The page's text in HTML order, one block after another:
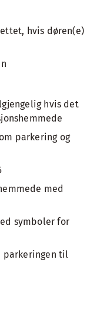
hvis døren(e)
hvis det
parkering og
med
symboler for
parkeringen til